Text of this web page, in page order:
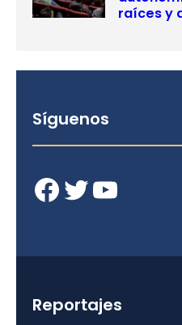
raíces y
Síguenos
Facebook Twitter YouTube
Reportajes